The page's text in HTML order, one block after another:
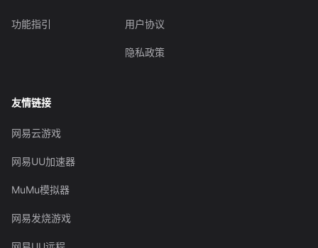
功能指引 用户协议
隐私政策
友情链接
网易云游戏
网易UU加速器
MuMu模拟器
网易发烧游戏